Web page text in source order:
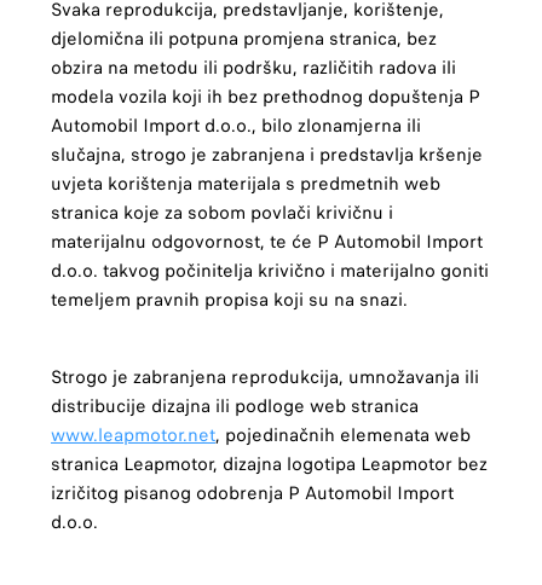
Svaka reprodukcija, predstavljanje, korištenje,
djelomična ili potpuna promjena stranica, bez
obzira na metodu ili podršku, različitih radova ili
modela vozila koji ih bez prethodnog dopuštenja P
Automobil Import d.o.o., bilo zlonamjerna ili
slučajna, strogo je zabranjena i predstavlja kršenje
uvjeta korištenja materijala s predmetnih web
stranica koje za sobom povlači krivičnu i
materijalnu odgovornost, te će P Automobil Import
d.o.o. takvog počinitelja krivično i materijalno goniti
temeljem pravnih propisa koji su na snazi.
Strogo je zabranjena reprodukcija, umnožavanja ili
distribucije dizajna ili podloge web stranica
www.leapmotor.net, pojedinačnih elemenata web
stranica Leapmotor, dizajna logotipa Leapmotor bez
izričitog pisanog odobrenja P Automobil Import
d.o.o.